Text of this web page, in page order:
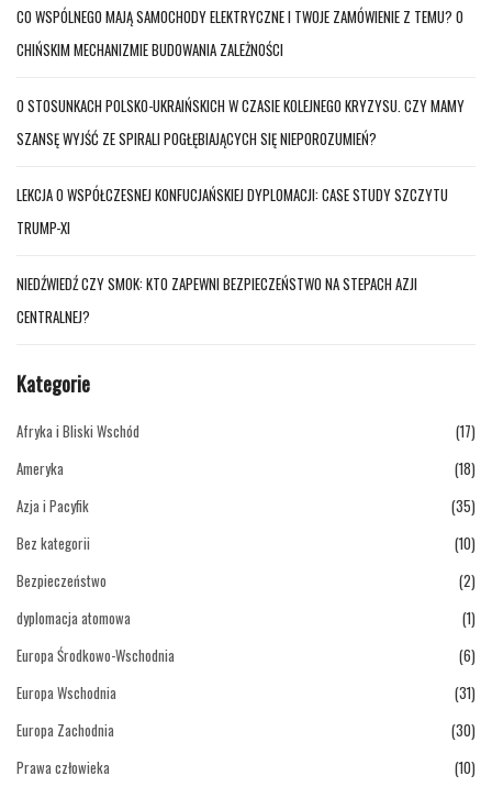
CO WSPÓLNEGO MAJĄ SAMOCHODY ELEKTRYCZNE I TWOJE ZAMÓWIENIE Z TEMU? O
CHIŃSKIM MECHANIZMIE BUDOWANIA ZALEŻNOŚCI
O STOSUNKACH POLSKO-UKRAIŃSKICH W CZASIE KOLEJNEGO KRYZYSU. CZY MAMY
SZANSĘ WYJŚĆ ZE SPIRALI POGŁĘBIAJĄCYCH SIĘ NIEPOROZUMIEŃ?
LEKCJA O WSPÓŁCZESNEJ KONFUCJAŃSKIEJ DYPLOMACJI: CASE STUDY SZCZYTU
TRUMP-XI
NIEDŹWIEDŹ CZY SMOK: KTO ZAPEWNI BEZPIECZEŃSTWO NA STEPACH AZJI
CENTRALNEJ?
Kategorie
Afryka i Bliski Wschód
(17)
Ameryka
(18)
Azja i Pacyfik
(35)
Bez kategorii
(10)
Bezpieczeństwo
(2)
dyplomacja atomowa
(1)
Europa Środkowo-Wschodnia
(6)
Europa Wschodnia
(31)
Europa Zachodnia
(30)
Prawa człowieka
(10)